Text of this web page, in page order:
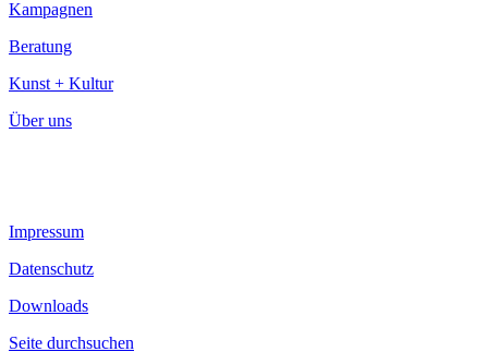
Kampagnen
Beratung
Kunst + Kultur
Über uns
Impressum
Datenschutz
Downloads
Seite durchsuchen